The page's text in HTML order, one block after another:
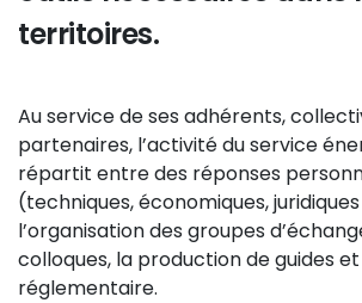
territoires.
Au service de ses adhérents,
partenaires, l’activité du service
répartit entre des réponses
(techniques, économiques,
l’organisation des groupes
colloques, la production de guides
réglementaire.